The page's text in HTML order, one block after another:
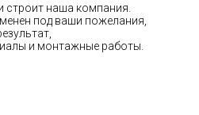
строит наша компания.
под ваши пожелания,
и монтажные работы.